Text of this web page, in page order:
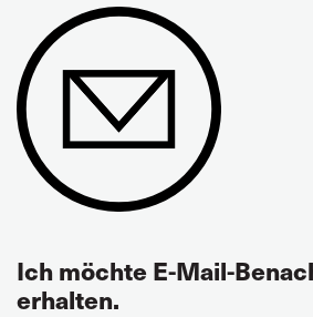
Ich möchte E-Mail-
erhalten.